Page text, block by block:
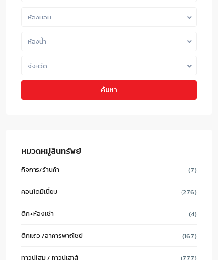
ห้องนอน
ห้องน้ำ
จังหวัด
ค้นหา
หมวดหมู่สินทรัพย์
กิจการ/ร้านค้า (7)
คอนโดมิเนี่ยม (276)
ตึก+ห้องเช่า (4)
ตึกแถว /อาคารพาณิชย์ (167)
ทาวน์โฮม / ทาวน์เฮาส์ (777)